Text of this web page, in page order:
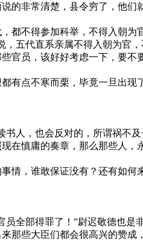
的非常清楚，县令穷了，他们
不得参加科举，不得入朝为
五代直系亲属不得入朝为官
官员，该好好考虑一下，要不
有点不寒而栗，毕竟一旦出
人，也会反对的，所谓祸不及
慎庸的奏章，那么那些人，
情，谁敢保证没有？还有如
全部得罪了！”尉迟敬德也是
那些大臣们都会很高兴的赞成，